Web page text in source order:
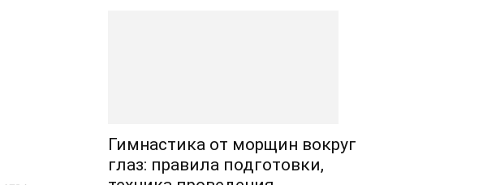
Гимнастика от морщин вокруг
глаз: правила подготовки,